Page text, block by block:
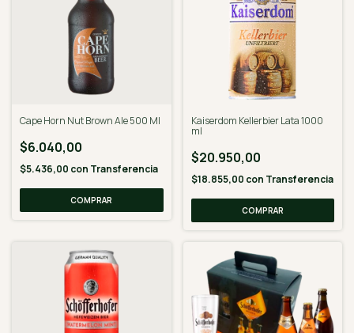
Cape Horn Nut Brown Ale 500 Ml
$6.040,00
$5.436,00 con Transferencia
Kaiserdom Kellerbier Lata 1000
ml
$20.950,00
$18.855,00 con Transferencia